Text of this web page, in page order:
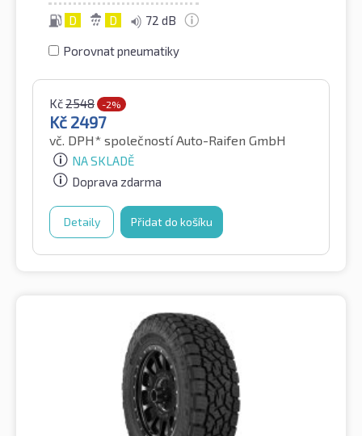
D D 72 dB
Porovnat pneumatiky
Kč2548 -2%
Kč 2497
vč. DPH* společností Auto-Raifen GmbH
NA SKLADĚ
Doprava zdarma
Detaily Přidat do košíku